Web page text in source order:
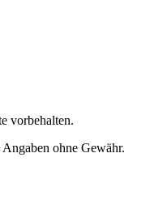
vorbehalten.
ohne Gewähr.